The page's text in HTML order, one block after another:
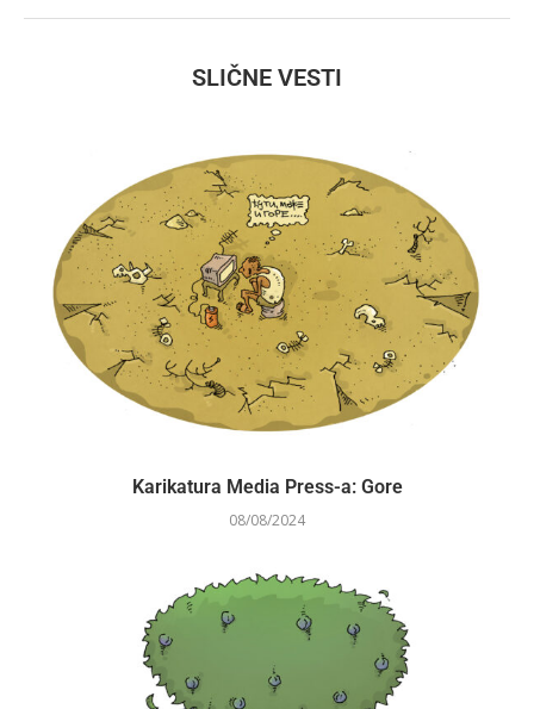
SLIČNE VESTI
Karikatura Media Press-a: Gore
08/08/2024